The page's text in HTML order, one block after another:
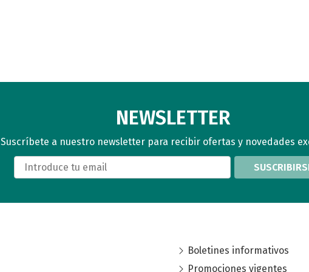
NEWSLETTER
Suscríbete a nuestro newsletter para recibir ofertas y novedades
Boletines informativos
Promociones vigentes